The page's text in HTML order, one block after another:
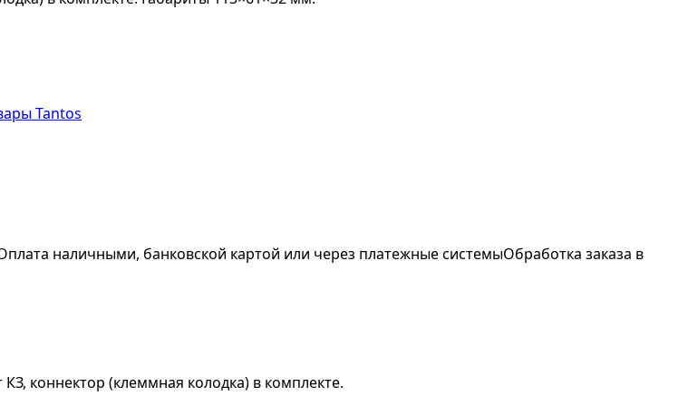
Tantos
наличными, банковской картой или через платежные системыОбработка заказа в
коннектор (клеммная колодка) в комплекте.